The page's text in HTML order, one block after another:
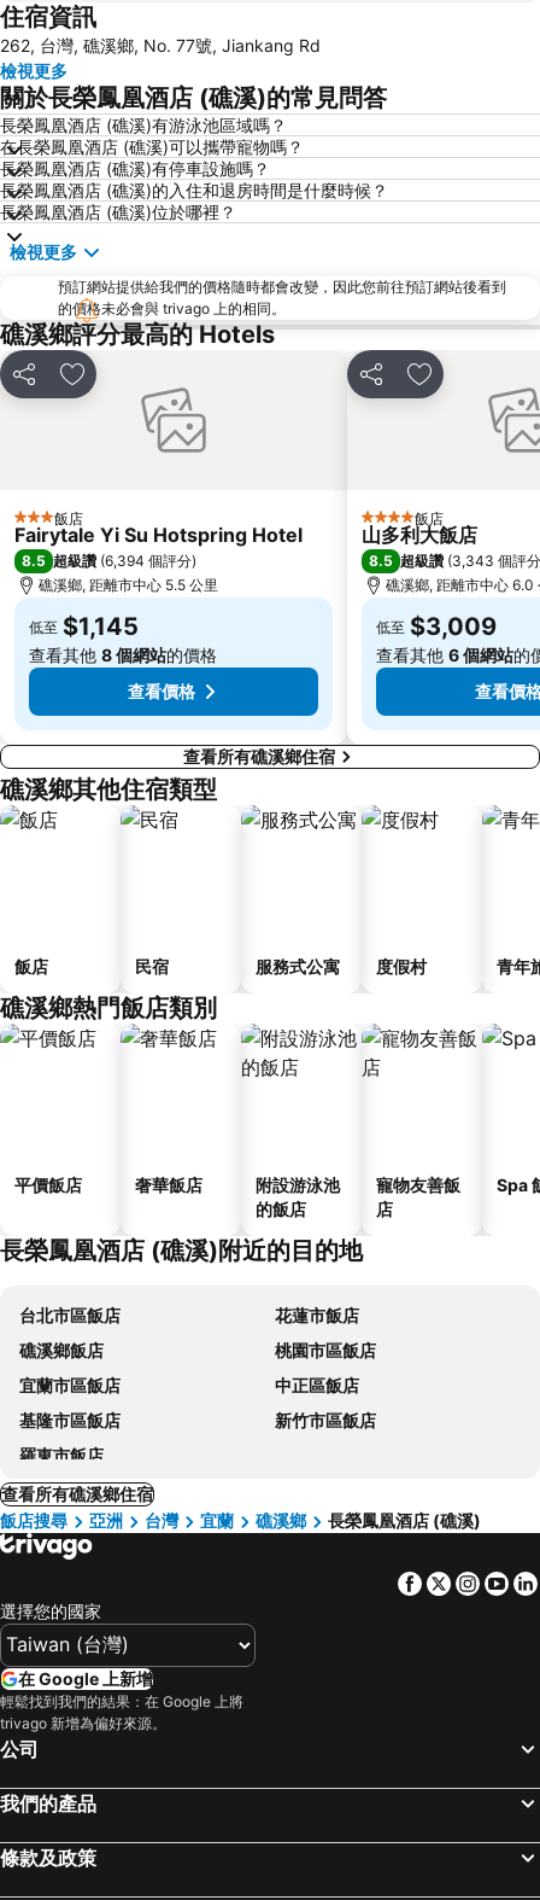
南港站覽館
宜蘭烏石港
拉拉山
烏來溫泉
饒河街觀光夜市
景美捷運站
桃園火車站
礁溪車站
捷運圓山站
羅東車站
師大夜市
宜蘭礁溪溫泉公園
捷運中山站
松山機場
台北國父紀念館
國立故宮博物院
石牌捷運站
宜蘭蘇澳冷泉
陽明山
台北市政府
台北世貿中心
頂溪捷運站
台北東區
江子翠捷運站
大溪老街
宜蘭傳統藝術中心
三重捷運站
台灣總統府凱達格蘭大道
龍山寺
大直美麗華
住宿資訊
262, 台灣, 礁溪鄉, No. 77號, Jiankang Rd
檢視更多
關於長榮鳳凰酒店 (礁溪)的常見問答
長榮鳳凰酒店 (礁溪)有游泳池區域嗎？
在長榮鳳凰酒店 (礁溪)可以攜帶寵物嗎？
長榮鳳凰酒店 (礁溪)有停車設施嗎？
長榮鳳凰酒店 (礁溪)的入住和退房時間是什麼時候？
長榮鳳凰酒店 (礁溪)位於哪裡？
檢視更多
預訂網站提供給我們的價格隨時都會改變，因此您前往預訂網站後看到
的價格未必會與 trivago 上的相同。
礁溪鄉評分最高的 Hotels
分享 加入我的最愛
3 星級飯店
Fairytale Yi Su Hotspring Hotel
8.5 超級讚 (6,394 個評分)
礁溪鄉, 距離市中心 5.5 公里
低至 $1,145
查看其他 8 個網站的價格
查看價格
分享 加入我的最愛
4 星級 飯店
山多利大飯店
8.5 超級讚 (3,343 個評分
礁溪鄉, 距離市中心 6.0
低至 $3,009
查看其他 6 個網站的
查看價
查看所有礁溪鄉住宿
礁溪鄉其他住宿類型
飯店 民宿 服務式公寓 度假村 青年
礁溪鄉熱門飯店類別
平價飯店 奢華飯店
附設游泳池
的飯店
寵物友善飯
店
Spa
長榮鳳凰酒店 (礁溪)附近的目的地
台北市區飯店
花蓮市飯店
礁溪鄉飯店
桃園市區飯店
宜蘭市區飯店
中正區飯店
基隆市區飯店
新竹市區飯店
羅東市飯店
查看所有礁溪鄉住宿
飯店搜尋
亞洲 台灣 宜蘭 礁溪鄉 長榮鳳凰酒店 (礁溪)
Facebook
Twitter
選擇您的國家
在 Google 上新增
輕鬆找到我們的結果：在 Google 上將
trivago 新增為偏好來源。
公司
我們的產品
條款及政策